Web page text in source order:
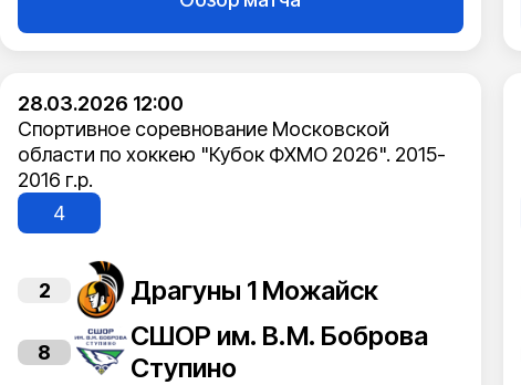
28.03.2026 12:00
Спортивное соревнование Московской
области по хоккею "Кубок ФХМО 2026". 2015-
2016 г.р.
4
2 Драгуны 1 Можайск
8
СШОР им. В.М. Боброва
Ступино